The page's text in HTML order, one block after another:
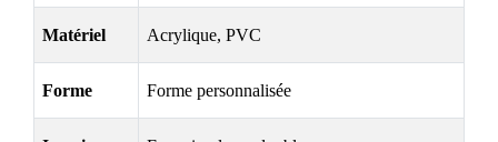
Matériel Acrylique, PVC
Forme Forme personnalisée